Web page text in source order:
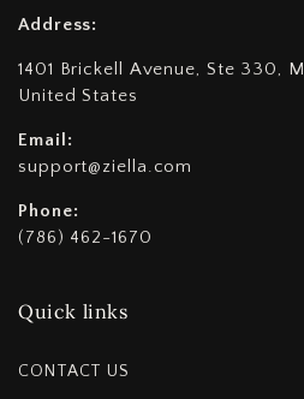
Address:
1401 Brickell Avenue, Ste 330,
United States
Email:
support@ziella.com
Phone:
(786) 462-1670
Quick links
CONTACT US